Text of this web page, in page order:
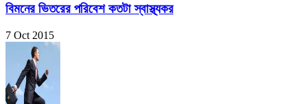
বিমনের ভিতরের পরিবেশ কতটা স্বাস্থ্যকর
7 Oct 2015